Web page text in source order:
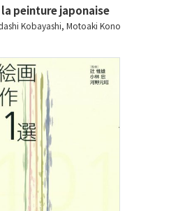
peinture japonaise
Kobayashi, Motoaki Kono